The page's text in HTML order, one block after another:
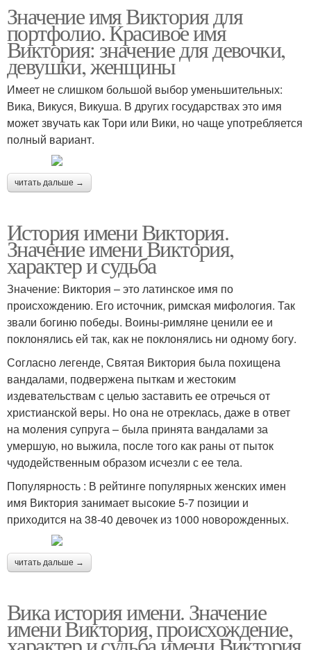
Значение имя Виктория для
портфолио. Красивое имя
Виктория: значение для девочки,
девушки, женщины
Имеет не слишком большой выбор уменьшительных:
Вика, Викуся, Викуша. В других государствах это имя
может звучать как Тори или Вики, но чаще употребляется
полный вариант.
читать дальше →
История имени Виктория.
Значение имени Виктория,
характер и судьба
Значение: Виктория – это латинское имя по
происхождению. Его источник, римская мифология. Так
звали богиню победы. Воины-римляне ценили ее и
поклонялись ей так, как не поклонялись ни одному богу.
Согласно легенде, Святая Виктория была похищена
вандалами, подвержена пыткам и жестоким
издевательствам с целью заставить ее отречься от
христианской веры. Но она не отреклась, даже в ответ
на моления супруга – была принята вандалами за
умершую, но выжила, после того как раны от пыток
чудодейственным образом исчезли с ее тела.
Популярность : В рейтинге популярных женских имен
имя Виктория занимает высокие 5-7 позиции и
приходится на 38-40 девочек из 1000 новорожденных.
читать дальше →
Вика история имени. Значение
имени Виктория, происхождение,